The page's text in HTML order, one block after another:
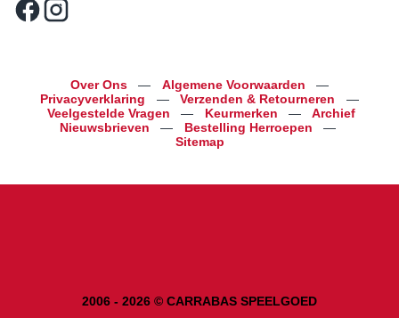
Over Ons — Algemene Voorwaarden
—
Privacyverklaring
— Verzenden & Retourneren
—
Veelgestelde Vragen
— Keurmerken —
Archief
Nieuwsbrieven
— Bestelling Herroepen
—
Sitemap
2006 - 2026 © CARRABAS SPEELGOED